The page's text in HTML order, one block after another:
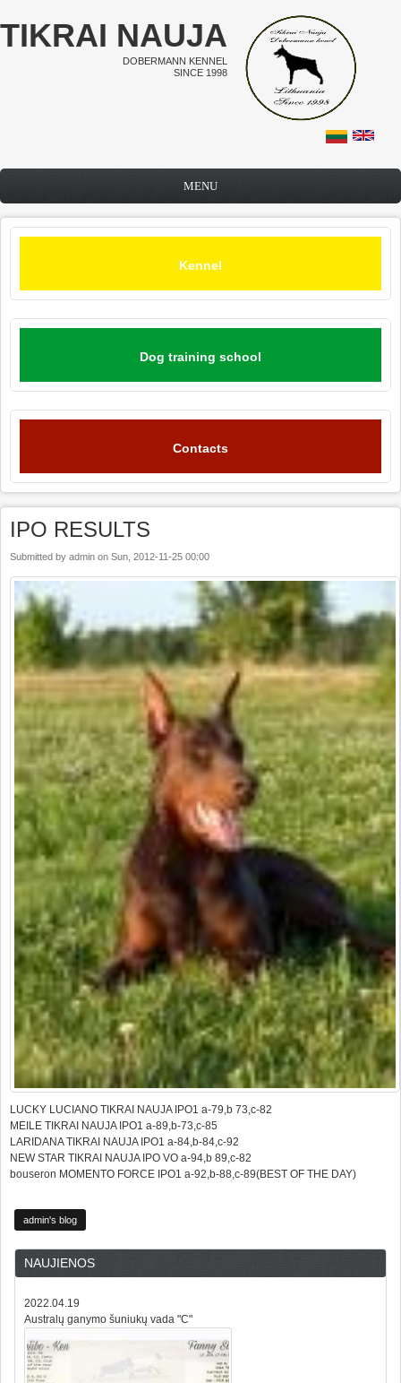
Skip to main content
TIKRAI NAUJA
DOBERMANN KENNEL
SINCE 1998
MENU
Kennel
Dog training school
Contacts
IPO RESULTS
Submitted by admin on Sun, 2012-11-25 00:00
LUCKY LUCIANO TIKRAI NAUJA IPO1 a-79,b 73,c-82
MEILE TIKRAI NAUJA IPO1 a-89,b-73,c-85
LARIDANA TIKRAI NAUJA IPO1 a-84,b-84,c-92
NEW STAR TIKRAI NAUJA IPO VO a-94,b 89,c-82
bouseron MOMENTO FORCE IPO1 a-92,b-88,c-89(BEST OF THE DAY)
admin's blog
NAUJIENOS
2022.04.19
Australų ganymo šuniukų vada "C"